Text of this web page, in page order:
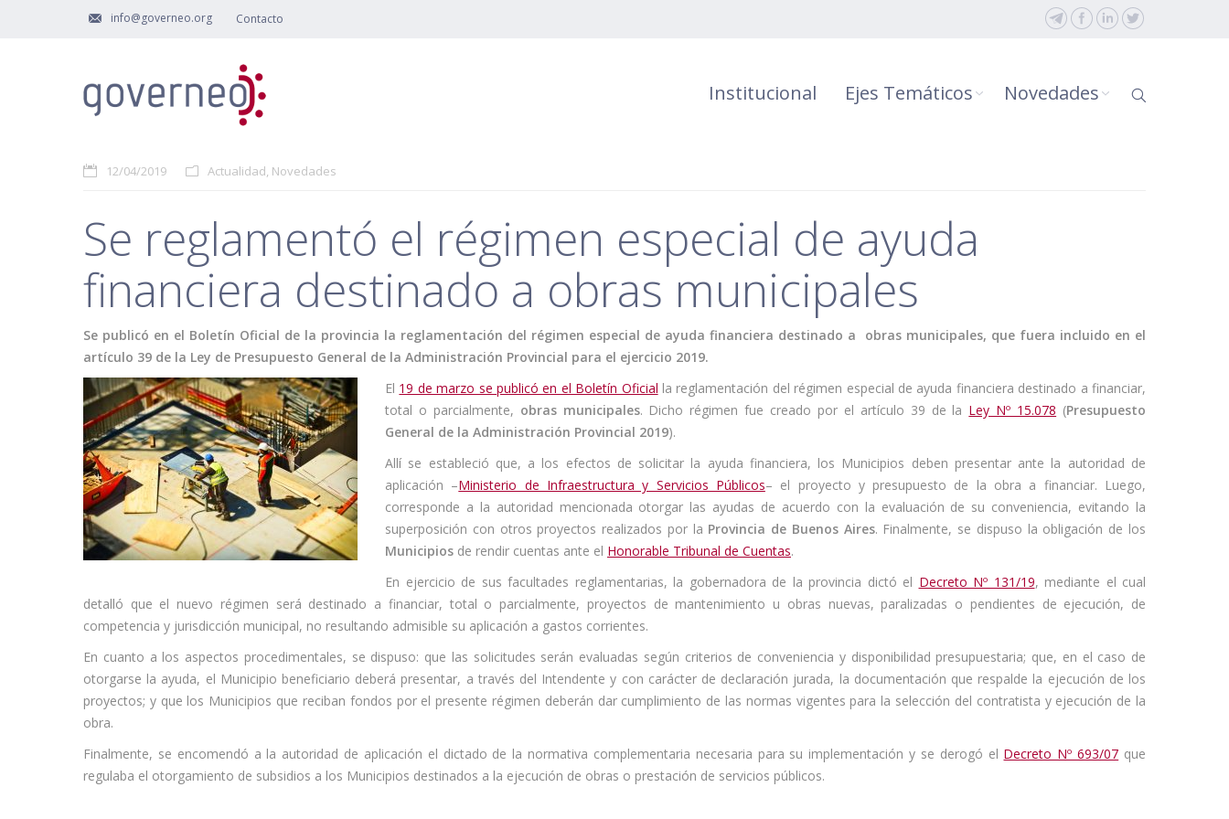
info@governeo.org Contacto
Institucional Ejes Temáticos Novedades
12/04/2019 Actualidad, Novedades
Se reglamentó el régimen especial de ayuda
financiera destinado a obras municipales
Se publicó en el Boletín Oficial de la provincia la reglamentación del régimen especial de ayuda financiera destinado a obras municipales, que fuera incluido en el
artículo 39 de la Ley de Presupuesto General de la Administración Provincial para el ejercicio 2019.
El 19 de marzo se publicó en el Boletín Oficial la reglamentación del régimen especial de ayuda financiera destinado a financiar,
total o parcialmente, obras municipales. Dicho régimen fue creado por el artículo 39 de la Ley Nº 15.078 (Presupuesto
General de la Administración Provincial 2019).
Allí se estableció que, a los efectos de solicitar la ayuda financiera, los Municipios deben presentar ante la autoridad de
aplicación –Ministerio de Infraestructura y Servicios Públicos– el proyecto y presupuesto de la obra a financiar. Luego,
corresponde a la autoridad mencionada otorgar las ayudas de acuerdo con la evaluación de su conveniencia, evitando la
superposición con otros proyectos realizados por la Provincia de Buenos Aires. Finalmente, se dispuso la obligación de los
Municipios de rendir cuentas ante el Honorable Tribunal de Cuentas.
En ejercicio de sus facultades reglamentarias, la gobernadora de la provincia dictó el Decreto Nº 131/19, mediante el cual
detalló que el nuevo régimen será destinado a financiar, total o parcialmente, proyectos de mantenimiento u obras nuevas, paralizadas o pendientes de ejecución, de
competencia y jurisdicción municipal, no resultando admisible su aplicación a gastos corrientes.
En cuanto a los aspectos procedimentales, se dispuso: que las solicitudes serán evaluadas según criterios de conveniencia y disponibilidad presupuestaria; que, en el caso de
otorgarse la ayuda, el Municipio beneficiario deberá presentar, a través del Intendente y con carácter de declaración jurada, la documentación que respalde la ejecución de los
proyectos; y que los Municipios que reciban fondos por el presente régimen deberán dar cumplimiento de las normas vigentes para la selección del contratista y ejecución de la
obra.
Finalmente, se encomendó a la autoridad de aplicación el dictado de la normativa complementaria necesaria para su implementación y se derogó el Decreto Nº 693/07 que
regulaba el otorgamiento de subsidios a los Municipios destinados a la ejecución de obras o prestación de servicios públicos.